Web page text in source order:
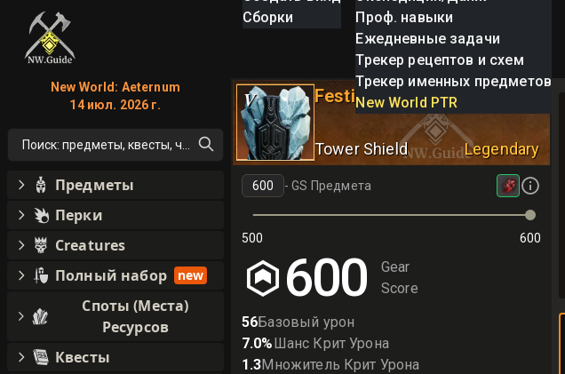
Сборки
Проф. навыки
Ежедневные задачи
Трекер рецептов и схем
Трекер именных предметов
New World PTR
V Festive Sled of the Sage
Tower Shield Legendary
-GS Предмета
500 600
600
Gear
Score
56Базовый урон
7.0%Шанс Крит Урона
1.3Множитель Крит Урона
New World: Aeternum
14 июл. 2026 г.
Поиск: предметы, квесты, что угодно!
Предметы
Перки
Creatures
Полный набор
new
Споты (Места)
Ресурсов
Квесты